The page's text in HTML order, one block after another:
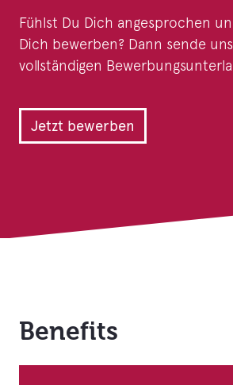
Fühlst Du Dich angesprochen
Dich bewerben? Dann sende
vollständigen
Jetzt bewerben
Benefits